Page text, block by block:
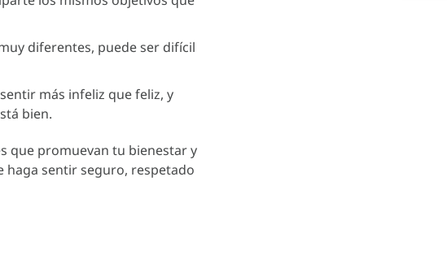
diferentes, puede ser difícil
más infeliz que feliz, y
bien.
que promuevan tu bienestar y
haga sentir seguro, respetado